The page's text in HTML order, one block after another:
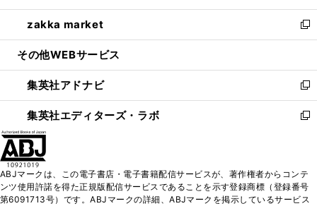
開
く
ウ
で
開
ン
ド
ウ
開
く
ウ
ィ
ン
ウ
で
開
く
し
い
ウ
ン
ド
ウ
で
zakka market
新
し
ウ
ィ
ン
ド
く
その他WEBサービス
集英社アドナビ
新
し
い
ド
ウ
集英社エディターズ・ラボ
新
ィ
ン
ABJマークは、この電子書店・電子書籍配信サービスが、著作権者からコンテ
ンツ使用許諾を得た正規版配信サービスであることを示す登録商標（登録番号
第6091713号）です。ABJマークの詳細、ABJマークを掲示しているサービス